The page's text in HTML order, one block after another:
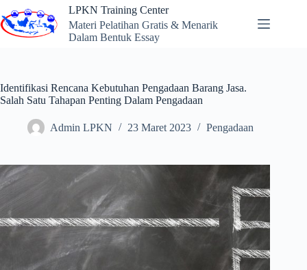
to
content
LPKN Training Center
Materi Pelatihan Gratis & Menarik
Dalam Bentuk Essay
Identifikasi Rencana Kebutuhan Pengadaan Barang Jasa.
Salah Satu Tahapan Penting Dalam Pengadaan
Admin LPKN 23 Maret 2023 Pengadaan